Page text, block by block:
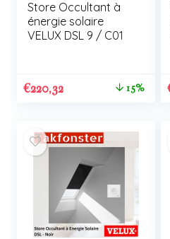
Store Occultant à
énergie solaire
VELUX DSL 9 / C01
€220,32 15%